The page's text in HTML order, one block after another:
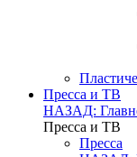
Пресса и ТВ
НАЗАД:
Пресса и ТВ
Пресса